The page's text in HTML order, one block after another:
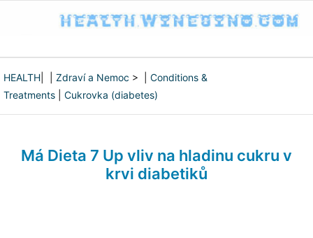
HEALTH Zdraví a Nemoc > | Conditions &
Treatments
Cukrovka (diabetes)
Má Dieta 7 Up vliv na hladinu cukru v
krvi diabetiků